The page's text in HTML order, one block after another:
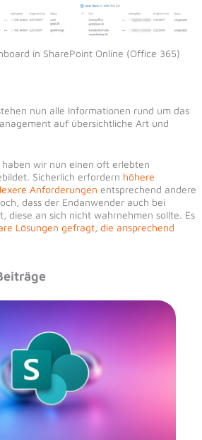
in SharePoint Online (Office 365)
nun alle Informationen rund um das
auf übersichtliche Art und
wir nun einen oft erlebten
Sicherlich erfordern höhere
Anforderungen entsprechend andere
dass der Endanwender auch bei
diese an sich nicht wahrnehmen sollte. Es
Lösungen gefragt, die ansprechend